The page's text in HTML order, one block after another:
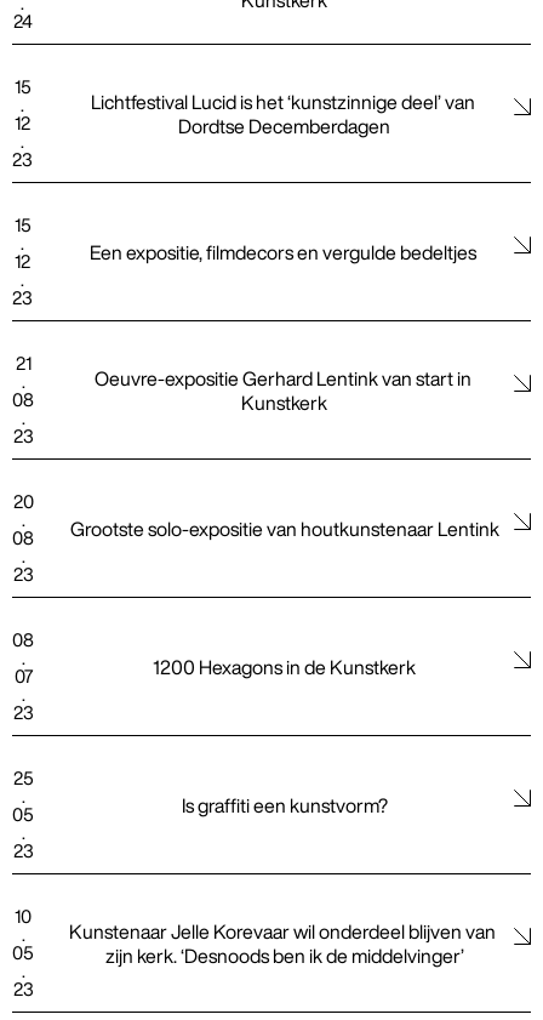
24
15
12
23
Lichtfestival Lucid is het ‘kunstzinnige deel’ van
Dordtse Decemberdagen
15
12
23
Een expositie, filmdecors en vergulde bedeltjes
21
08
23
Oeuvre-expositie Gerhard Lentink van start in
Kunstkerk
20
08
23
Grootste solo-expositie van houtkunstenaar Lentink
08
07
23
1200 Hexagons in de Kunstkerk
25
05
23
Is graffiti een kunstvorm?
10
05
23
Kunstenaar Jelle Korevaar wil onderdeel blijven van
zijn kerk. ‘Desnoods ben ik de middelvinger’